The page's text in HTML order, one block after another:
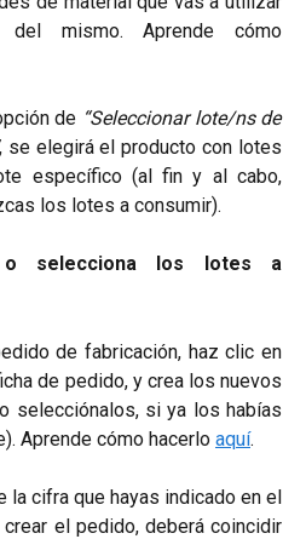
mismo. Aprende cómo
de “Seleccionar lote/ns de
se elegirá el producto con lotes
específico (al fin y al cabo,
los lotes a consumir).
selecciona los lotes a
de fabricación, haz clic en
de pedido, y crea los nuevos
selecciónalos, si ya los habías
Aprende cómo hacerlo aquí.
la cifra que hayas indicado en el
crear el pedido, deberá coincidir